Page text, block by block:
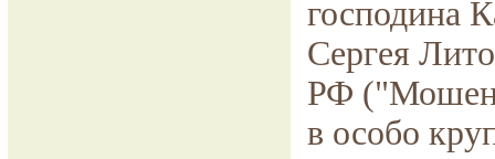
господина
Сергея
РФ
в особо